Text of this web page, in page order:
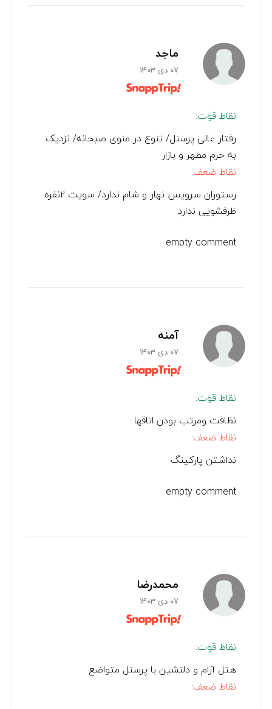
ماجد
07 دی 1403
نقاط قوت:
رفتار عالی پرسنل/ تنوع در منوی صبحانه/ نزدیک
به حرم مطهر و بازار
نقاط ضعف:
رستوران سرویس نهار و شام ندارد/ سویت ۲نفره
ظرفشویی ندارد
empty comment
آمنه
07 دی 1403
نقاط قوت:
نظافت ومرتب بودن اتاقها
نقاط ضعف:
نداشتن پارکینگ
empty comment
محمدرضا
07 دی 1403
نقاط قوت:
هتل آرام و دلنشین با پرسنل متواضع
نقاط ضعف: